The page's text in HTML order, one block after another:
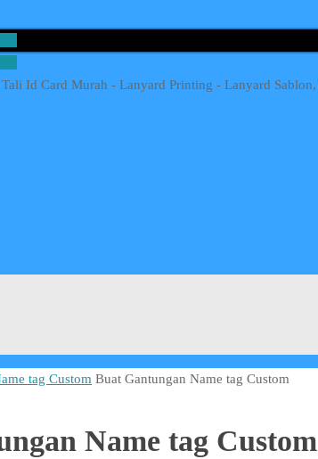
tag Custom Buat Gantungan Name tag Custom
Name tag Custom